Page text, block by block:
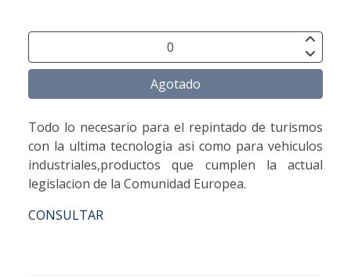
Agotado
Todo lo necesario para el repintado de turismos
con la ultima tecnologia asi como para vehiculos
industriales,productos que cumplen la actual
legislacion de la Comunidad Europea.
CONSULTAR